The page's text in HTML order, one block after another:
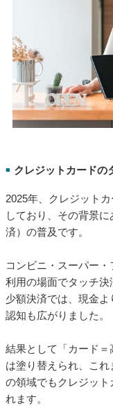
■ クレジットカードの
2025年、クレジット
しており、その背景
済）の普及です。
コンビニ・スーパー
利用の場面でタッチ
少額決済では、現金
認知も広がりました。
結果として「カード
は塗り替えられ、こ
の領域でもクレジッ
れます。